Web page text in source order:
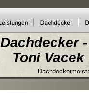
Dachdecker
Toni Vacek